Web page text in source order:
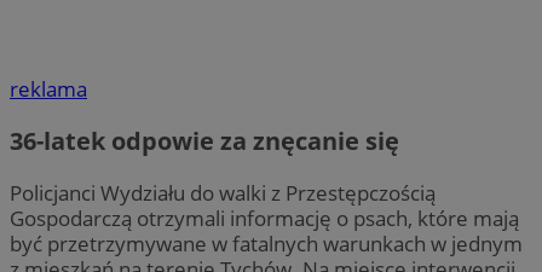
reklama
36-latek odpowie za znęcanie się
Policjanci Wydziału do walki z Przestępczością
Gospodarczą otrzymali informację o psach, które mają
być przetrzymywane w fatalnych warunkach w jednym